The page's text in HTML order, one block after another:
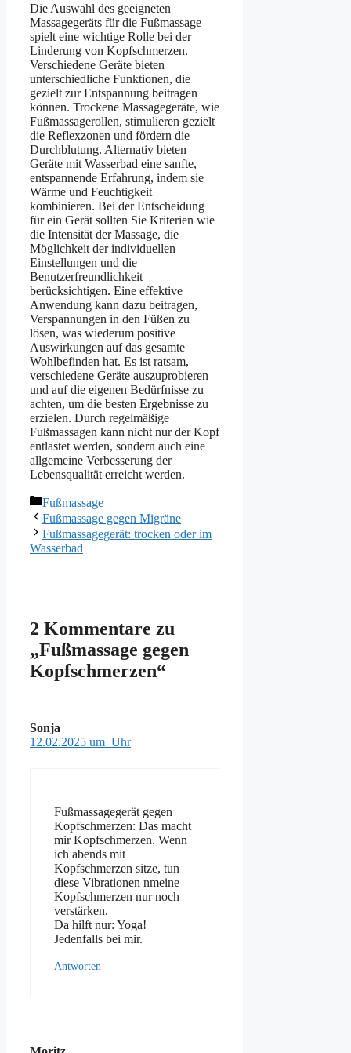
Die Auswahl des geeigneten
Massagegeräts für die Fußmassage
spielt eine wichtige Rolle bei der
Linderung von Kopfschmerzen.
Verschiedene Geräte bieten
unterschiedliche Funktionen, die
gezielt zur Entspannung beitragen
können. Trockene Massagegeräte, wie
Fußmassagerollen, stimulieren gezielt
die Reflexzonen und fördern die
Durchblutung. Alternativ bieten
Geräte mit Wasserbad eine sanfte,
entspannende Erfahrung, indem sie
Wärme und Feuchtigkeit
kombinieren. Bei der Entscheidung
für ein Gerät sollten Sie Kriterien wie
die Intensität der Massage, die
Möglichkeit der individuellen
Einstellungen und die
Benutzerfreundlichkeit
berücksichtigen. Eine effektive
Anwendung kann dazu beitragen,
Verspannungen in den Füßen zu
lösen, was wiederum positive
Auswirkungen auf das gesamte
Wohlbefinden hat. Es ist ratsam,
verschiedene Geräte auszuprobieren
und auf die eigenen Bedürfnisse zu
achten, um die besten Ergebnisse zu
erzielen. Durch regelmäßige
Fußmassagen kann nicht nur der Kopf
entlastet werden, sondern auch eine
allgemeine Verbesserung der
Lebensqualität erreicht werden.
Kategorien
Fußmassage
Fußmassage gegen Migräne
Fußmassagegerät: trocken oder im
Wasserbad
2 Kommentare zu
„Fußmassage gegen
Kopfschmerzen“
Sonja
12.02.2025 um Uhr
Fußmassagegerät gegen
Kopfschmerzen: Das macht
mir Kopfschmerzen. Wenn
ich abends mit
Kopfschmerzen sitze, tun
diese Vibrationen nmeine
Kopfschmerzen nur noch
verstärken.
Da hilft nur: Yoga!
Jedenfalls bei mir.
Antworten